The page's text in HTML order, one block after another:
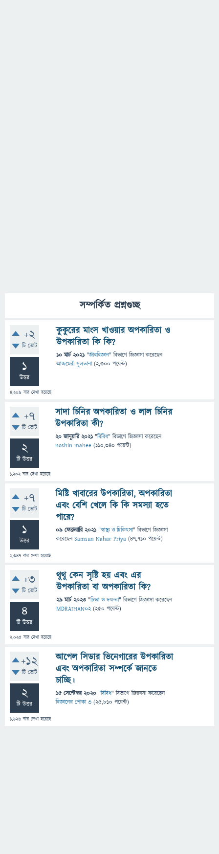
সম্পর্কিত প্রশ্নগুচ্ছ
+2
টি ভোট
1
উত্তর
4,209 বার দেখা হয়েছে
কুকুরের মাংস খাওয়ার অপকারিতা ও
উপকারিতা কি কি?
10 মার্চ 2021 "জীববিজ্ঞান" বিভাগে জিজ্ঞাসাকরেছেন
আজমেরী সুলতানা (2,300 পয়েন্ট)
+7
টি ভোট
2
টি উত্তর
1,202বার দেখা হয়েছে
সাদা চিনির অপকারিতা ও লাল চিনির
উপকারিতা কী?
20 জানুয়ারি 2021 "বিবিধ" বিভাগে জিজ্ঞাসাকরেছেন
noshin mahee (110,340 পয়েন্ট)
+7
টি ভোট
1
উত্তর
2,347 বার দেখা হয়েছে
মিষ্টি খাবারের উপকারিতা, অপকারিতা
এবং বেশি খেলে কি কি সমস্যা হতে
পারে?
09 ফেব্রুয়ারি 2021 "স্বাস্থ্য ও চিকিৎসা" বিভাগে জিজ্ঞাসা
করেছেনSamsun Nahar Priya (47,710 পয়েন্ট)
+3
টি ভোট
4
টি উত্তর
2,025 বার দেখা হয়েছে
থুথু কেন সৃষ্টি হয় এবং এর
উপকারিতা বা অপকারিতা কি?
29 মার্চ 2023 "চিন্তা ও দক্ষতা" বিভাগে জিজ্ঞাসাকরেছেন
MDRAIHAN02 (250 পয়েন্ট)
+12
টি ভোট
2
টি উত্তর
1,626 বার দেখা হয়েছে
আপেল সিডার ভিনেগারের উপকারিতা
এবং অপকারিতা সম্পর্কে জানতে
চাচ্ছি।
15 সেপ্টেম্বর 2020 "বিবিধ" বিভাগে জিজ্ঞাসাকরেছেন
বিজ্ঞানের পোকা ৩ (25,810 পয়েন্ট)